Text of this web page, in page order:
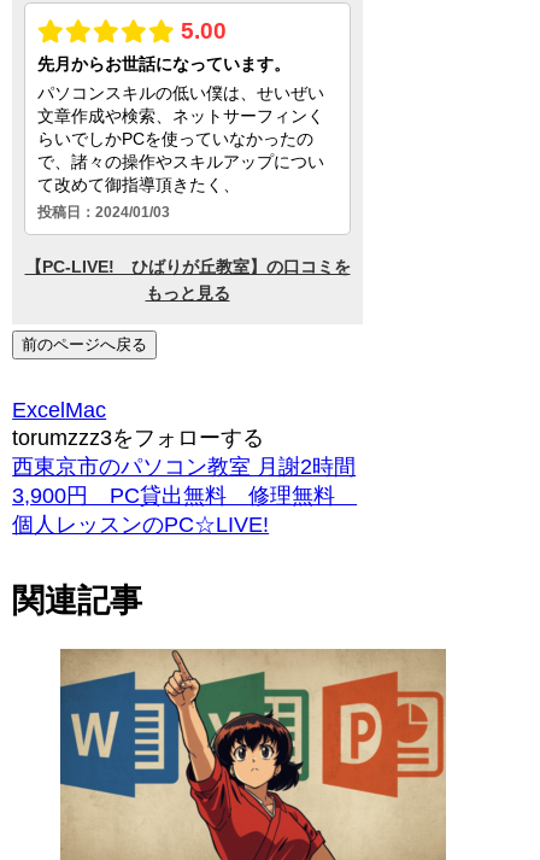
前のページへ戻る
Excel Mac
torumzzz3をフォローする
西東京市のパソコン教室 月謝2時間
3,900円 PC貸出無料 修理無料
個人レッスンのPC☆LIVE!
関連記事